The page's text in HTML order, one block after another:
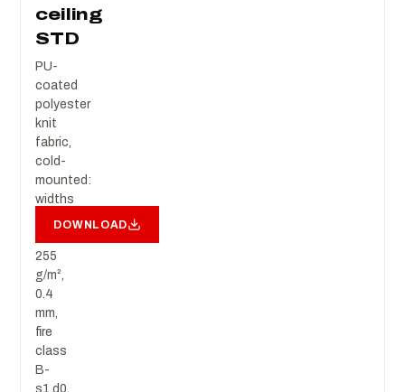
ceiling
STD
PU-
coated
polyester
knit
fabric,
cold-
mounted:
widths
200/320/510
255
g/m²,
0.4
mm,
fire
class
B-
s1,d0,
DOWNLOAD